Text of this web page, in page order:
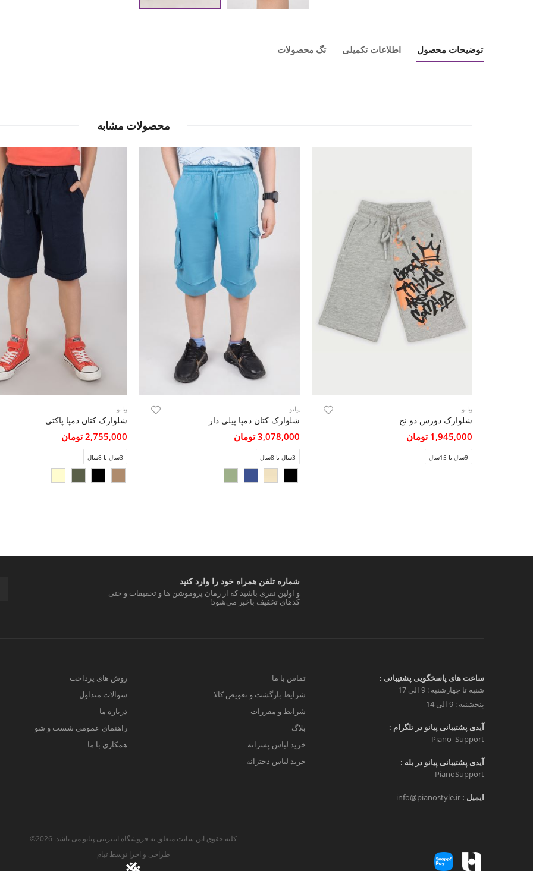
توضیحات محصول اطلاعات تکمیلی تگ محصولات
محصولات مشابه
پیانو
شلوارک دورس دو نخ
1,945,000 تومان
9سال تا 15سال
پیانو
شلوارک کتان دمپا پیلی دار
3,078,000 تومان
3سال تا 8سال
پیانو
شلوارک کتان دمپا پاکتی
2,755,000 تومان
3سال تا 8سال
شماره تلفن همراه خود را وارد کنید
و اولین نفری باشید که از زمان پروموشن ها و تخفیفات و حتی
کدهای تخفیف باخبر می‌شود!
ساعت های پاسخگویی پشتیبانی :
شنبه تا چهارشنبه : 9 الی 17
پنجشنبه : 9 الی 14
آیدی پشتیبانی پیانو در تلگرام :
Piano_Support
آیدی پشتیبانی پیانو در بله :
PianoSupport
ایمیل : info@pianostyle.ir
تماس با ما
شرایط بازگشت و تعویض کالا
شرایط و مقررات
بلاگ
خرید لباس پسرانه
خرید لباس دخترانه
روش های پرداخت
سوالات متداول
درباره ما
راهنمای عمومی شست و شو
همکاری با ما
کلیه حقوق این سایت متعلق به فروشگاه اینترنتی پیانو می باشد. 2026©
طراحی و اجرا توسطتیام